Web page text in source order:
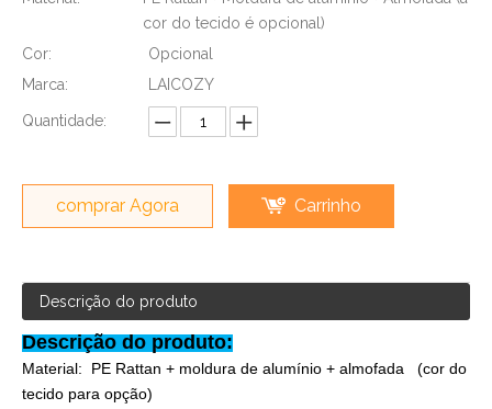
cor do tecido é opcional)
Cor:
Opcional
Marca:
LAICOZY
Quantidade:
comprar Agora Carrinho
Descrição do produto
Descrição do produto:
Material: PE Rattan + moldura de alumínio + almofada (cor do
tecido para opção)